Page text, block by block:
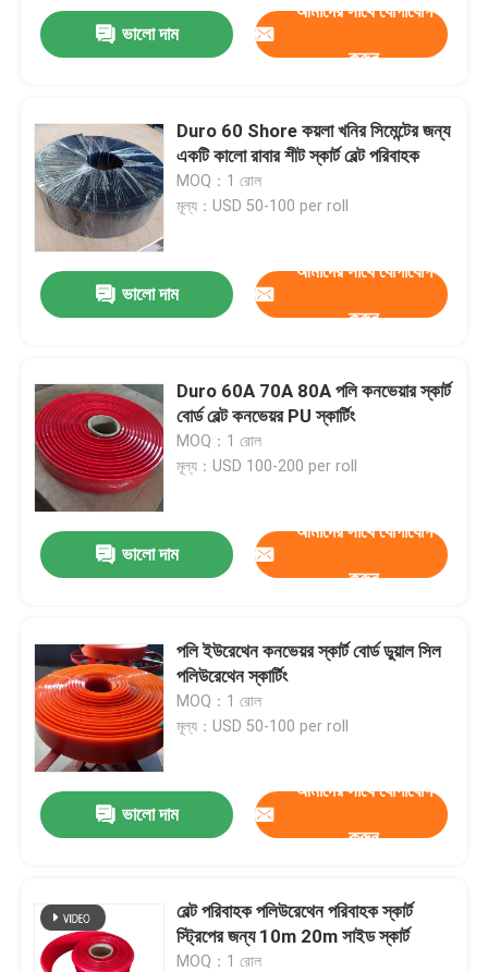
পণ্য
ভালো দাম
আমাদের সাথে যোগাযোগ
করুন
Duro 60 Shore কয়লা খনির সিমেন্টের জন্য
একটি কালো রাবার শীট স্কার্ট বেল্ট পরিবাহক
MOQ：1 রোল
মূল্য：USD 50-100 per roll
ভালো দাম
আমাদের সাথে যোগাযোগ
করুন
Duro 60A 70A 80A পলি কনভেয়ার স্কার্ট
বোর্ড বেল্ট কনভেয়র PU স্কার্টিং
MOQ：1 রোল
মূল্য：USD 100-200 per roll
ভালো দাম
আমাদের সাথে যোগাযোগ
করুন
পলি ইউরেথেন কনভেয়র স্কার্ট বোর্ড ডুয়াল সিল
পলিউরেথেন স্কার্টিং
MOQ：1 রোল
মূল্য：USD 50-100 per roll
ভালো দাম
আমাদের সাথে যোগাযোগ
করুন
বেল্ট পরিবাহক পলিউরেথেন পরিবাহক স্কার্ট
স্ট্রিপের জন্য 10m 20m সাইড স্কার্ট
MOQ：1 রোল